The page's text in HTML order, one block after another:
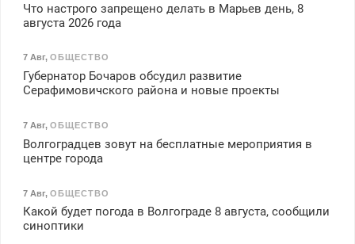
Что настрого запрещено делать в Марьев день, 8
августа 2026 года
7 Авг, ОБЩЕСТВО
Губернатор Бочаров обсудил развитие
Серафимовичского района и новые проекты
7 Авг, ОБЩЕСТВО
Волгоградцев зовут на бесплатные мероприятия в
центре города
7 Авг, ОБЩЕСТВО
Какой будет погода в Волгограде 8 августа, сообщили
синоптики